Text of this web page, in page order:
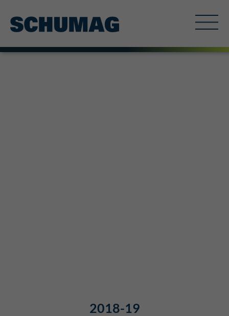
2018-19